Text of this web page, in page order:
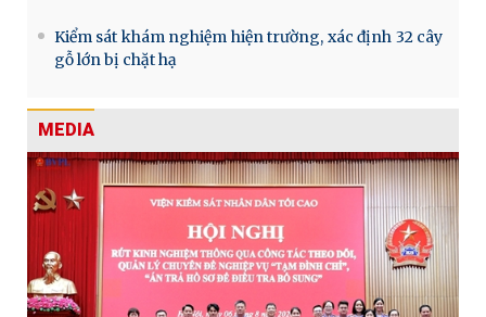
Kiểm sát khám nghiệm hiện trường, xác định 32 cây
gỗ lớn bị chặt hạ
MEDIA